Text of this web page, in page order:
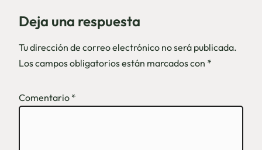
Deja una respuesta
Tu dirección de correo electrónico no será publicada.
Los campos obligatorios están marcados con *
Comentario *